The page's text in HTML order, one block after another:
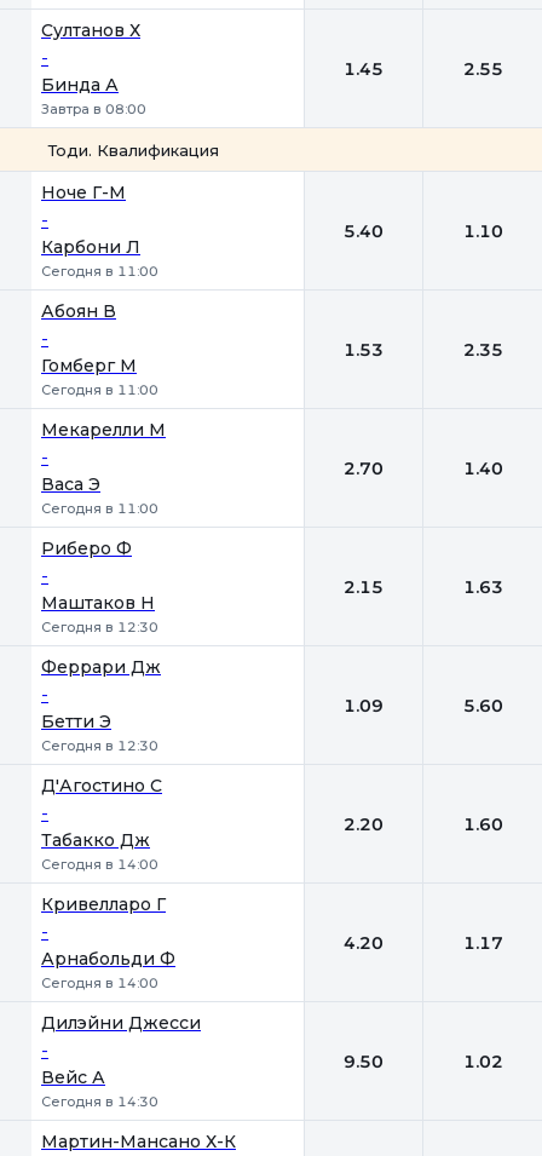
Султанов Х
-
Бинда А
Завтра в 08:00
1.45 2.55
Тоди. Квалификация
Ноче Г-М
-
Карбони Л
Сегодня в 11:00
5.40 1.10
Абоян В
-
Гомберг М
Сегодня в 11:00
1.53 2.35
Мекарелли М
-
Васа Э
Сегодня в 11:00
2.70 1.40
Риберо Ф
-
Маштаков Н
Сегодня в 12:30
2.15 1.63
Феррари Дж
-
Бетти Э
Сегодня в 12:30
1.09 5.60
Д'Агостино С
-
Табакко Дж
Сегодня в 14:00
2.20 1.60
Кривелларо Г
-
Арнабольди Ф
Сегодня в 14:00
4.20 1.17
Дилэйни Джесси
-
Вейс А
Сегодня в 14:30
9.50 1.02
Мартин-Мансано Х-К